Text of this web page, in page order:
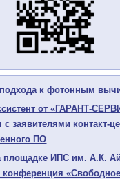
к фотонным
от «ГАРАНТ-
с заявителями контакт-
ПО
площадке ИПС им. А.К.
конференция